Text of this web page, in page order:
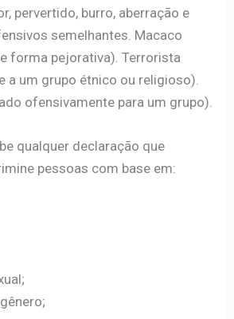
pervertido, burro, aberração e
semelhantes. Macaco
forma pejorativa). Terrorista
a um grupo étnico ou religioso).
ofensivamente para um grupo).
qualquer declaração que
pessoas com base em: